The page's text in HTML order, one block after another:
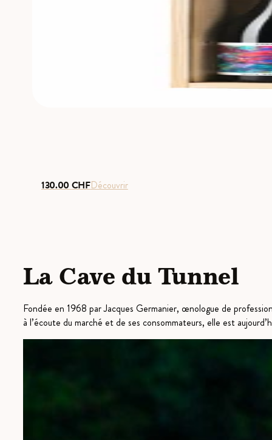
130.00 CHFDécouvrir
La Cave du Tunnel
Fondée en 1968 par Jacques Germanier, œnologue de
à l’écoute du marché et de ses consommateurs, elle est